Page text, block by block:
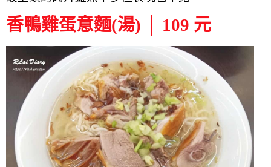
香鴨雞蛋意麵(湯) │ 109 元